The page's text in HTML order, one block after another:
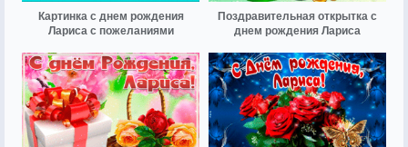
Картинка с днем рождения
Лариса с пожеланиями
Поздравительная открытка с
днем рождения Лариса